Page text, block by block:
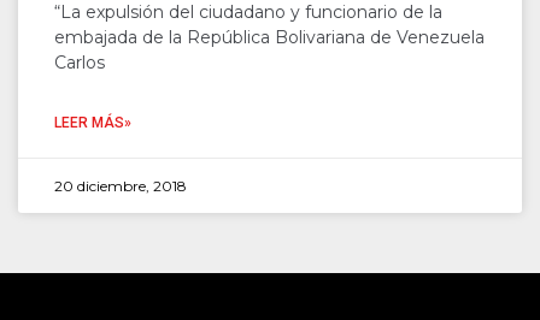
“La expulsión del ciudadano y funcionario de la
embajada de la República Bolivariana de Venezuela
Carlos
LEER MÁS»
20 diciembre, 2018